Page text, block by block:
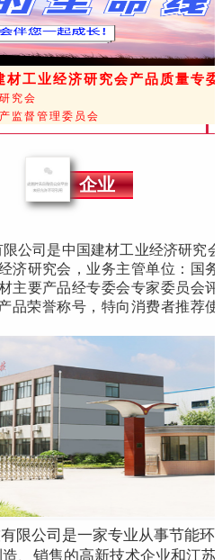
材工业经济研究会产品质量专
究会
监督管理委员会
企业
公司 是中国建材工业经济研究
济研究会，业务主管单位：国
主要产品经专委会专家委员会
品荣誉称号，特向消费者推荐
限公司是一家专业从事节能环
、销售的高新技术企业和江